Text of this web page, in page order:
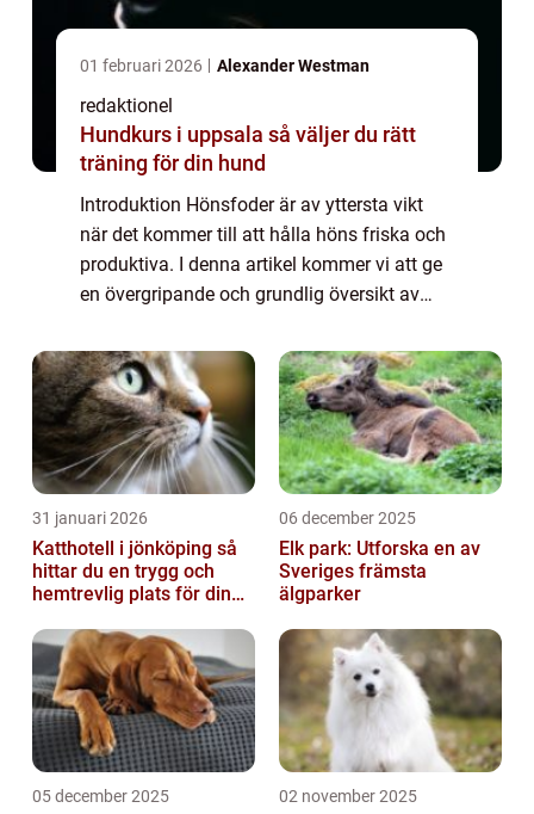
01 februari 2026 Alexander Westman
redaktionel
Hundkurs i uppsala så väljer du rätt
träning för din hund
Introduktion Hönsfoder är av yttersta vikt
när det kommer till att hålla höns friska och
produktiva. I denna artikel kommer vi att ge
en övergripande och grundlig översikt av
som finns tillgängliga på markna...
31 januari 2026
Katthotell i jönköping så
hittar du en trygg och
hemtrevlig plats för din
06 december 2025
Elk park: Utforska en av
Sveriges främsta
älgparker
05 december 2025 02 november 2025